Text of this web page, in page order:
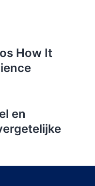
How It
en